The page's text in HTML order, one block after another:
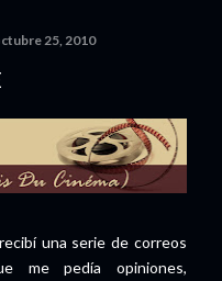
25, 2010
una serie de correos
me pedía opiniones,